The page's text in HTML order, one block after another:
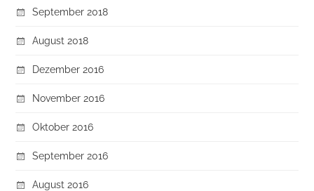
September 2018
August 2018
Dezember 2016
November 2016
Oktober 2016
September 2016
August 2016